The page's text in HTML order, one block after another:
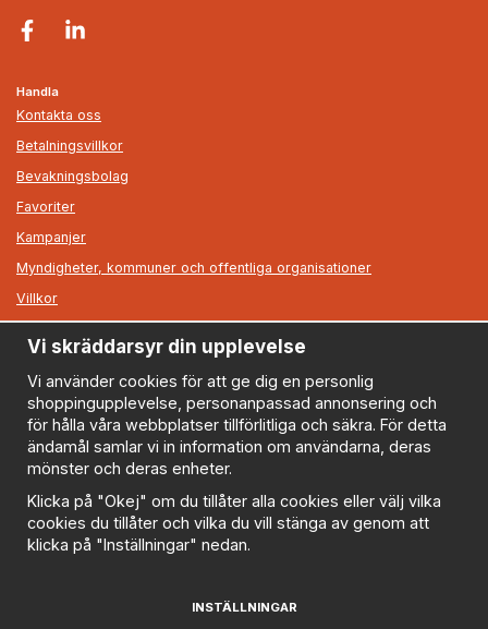
Handla
Kontakta oss
Betalningsvillkor
Bevakningsbolag
Favoriter
Kampanjer
Myndigheter, kommuner och offentliga organisationer
Villkor
Information
Om oss
Nyheter
Nyhetsbrev
Logga in
Om cookies
Cookie inställningar
Vi skräddarsyr din upplevelse
Vi använder cookies för att ge dig en personlig
shoppingupplevelse, personanpassad annonsering och
för hålla våra webbplatser tillförlitliga och säkra. För detta
ändamål samlar vi in information om användarna, deras
mönster och deras enheter.
Klicka på "Okej" om du tillåter alla cookies eller välj vilka
cookies du tillåter och vilka du vill stänga av genom att
klicka på "Inställningar" nedan.
INSTÄLLNINGAR